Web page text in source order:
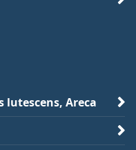
lutescens, Areca